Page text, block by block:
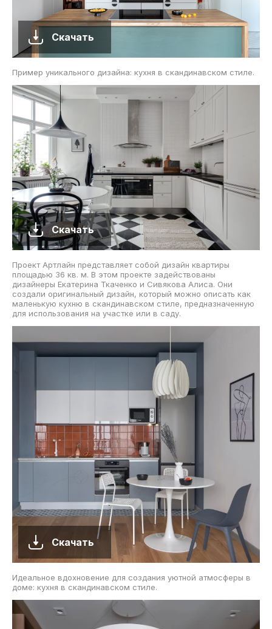
Скачать
Пример уникального дизайна: кухня в скандинавском стиле.
Скачать
Проект Артлайн представляет собой дизайн квартиры
площадью 36 кв. м. В этом проекте задействованы
дизайнеры Екатерина Ткаченко и Сивякова Алиса. Они
создали оригинальный дизайн, который можно описать как
маленькую кухню в скандинавском стиле, предназначенную
для использования на участке или в саду.
Скачать
Идеальное вдохновение для создания уютной атмосферы в
доме: кухня в скандинавском стиле.